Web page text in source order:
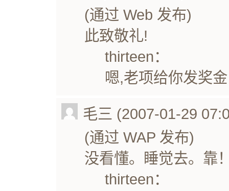
(通过 Web 发布)
此致敬礼!
thirteen：
嗯,老项给你发奖金
毛三 (2007-01-29
(通过 WAP 发布)
没看懂。睡觉去。靠
thirteen：